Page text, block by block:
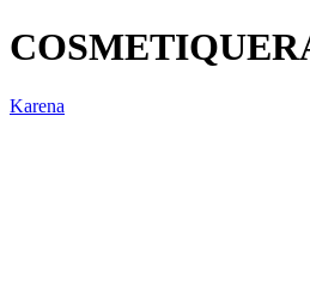
Karena